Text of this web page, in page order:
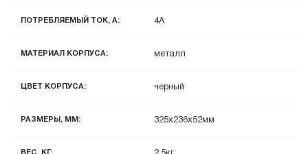
ПОТРЕБЛЯЕМЫЙ ТОК, А: 4А
МАТЕРИАЛ КОРПУСА: металл
ЦВЕТ КОРПУСА: черный
РАЗМЕРЫ, ММ: 325x236x52мм
ВЕС, КГ: